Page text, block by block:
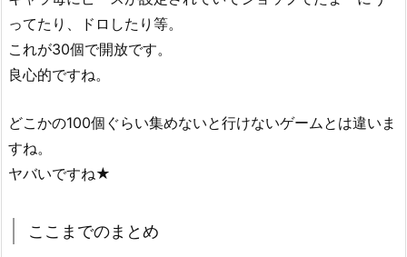
ってたり、ドロしたり等。
これが30個で開放です。
良心的ですね。
どこかの100個ぐらい集めないと行けないゲームとは違いま
すね。
ヤバいですね★
ここまでのまとめ